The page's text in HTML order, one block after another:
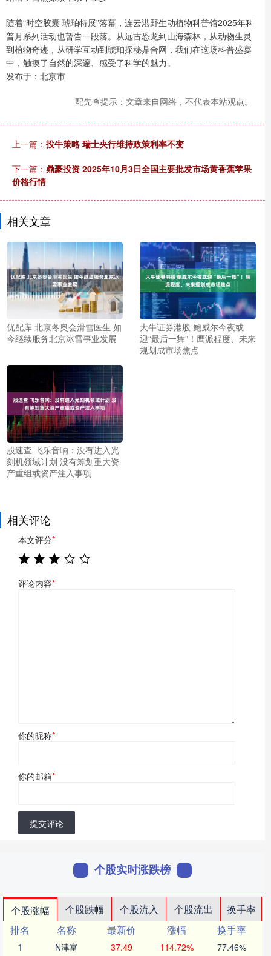
随着“时空胶囊 琥珀特展”落幕，连云港野生动植物科普馆2025年科
普月系列活动也暂告一段落。从远古恐龙到山海森林，从动物生灵
到植物奇迹，从研学互动到琥珀探秘鼎合网，我们在这场科普盛宴
中，触摸了自然的深邃、感受了科学的魅力。
发布于：北京市
配先查提示：文章来自网络，不代表本站观点。
上一篇： 投牛策略 瑞士央行维持政策利率不变
下一篇： 鼎豪投资 2025年10月3日全国主要批发市场黄香蕉苹果
价格行情
相关文章
优配库 北京冬奥会滑雪医生 如
今继续服务北京冰雪事业发展
大牛证券港股 鲍威尔今夜或
迎“最后一舞”！鹰派程度、未来
规划成市场焦点
股速查 飞乐音响：没有进入光
刻机领域计划 没有筹划重大资
产重组或资产注入事项
相关评论
本文评分*
评论内容*
你的昵称*
你的邮箱*
提交评论
个股实时涨跌榜
个股涨幅 个股跌幅 个股流入 个股流出
换手率
排名
名称 最新价 涨幅
换手率
1
N津富 37.49 114.72% 77.46%